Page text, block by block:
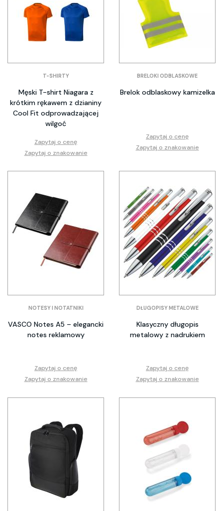
T-SHIRTY
Męski T-shirt Niagara z
krótkim rękawem z dzianiny
Cool Fit odprowadzającej
wilgoć
Zapytaj o cenę
Zapytaj o znakowanie
BRELOKI ODBLASKOWE
Brelok odblaskowy kamizelka
Zapytaj o cenę
Zapytaj o znakowanie
NOTESY I NOTATNIKI
VASCO Notes A5 – elegancki
notes reklamowy
Zapytaj o cenę
Zapytaj o znakowanie
DŁUGOPISY METALOWE
Klasyczny długopis
metalowy z nadrukiem
Zapytaj o cenę
Zapytaj o znakowanie